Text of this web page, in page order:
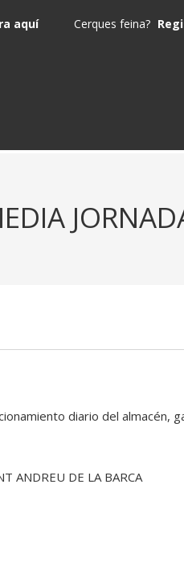
aquí Cerques feina?
diario del almacén,
ANDREU DE LA BARCA